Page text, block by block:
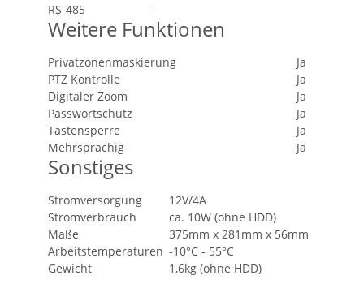
RS-485
-
Weitere Funktionen
Privatzonenmaskierung
Ja
PTZ Kontrolle
Ja
Digitaler Zoom
Ja
Passwortschutz
Ja
Tastensperre
Ja
Mehrsprachig
Ja
Sonstiges
Stromversorgung
12V/4A
Stromverbrauch
ca. 10W (ohne HDD)
Maße
375mm x 281mm x 56mm
Arbeitstemperaturen -10°C - 55°C
Gewicht
1,6kg (ohne HDD)